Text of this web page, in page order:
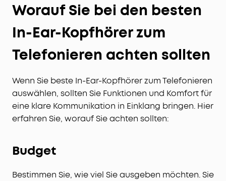
Worauf Sie bei den besten
In-Ear-Kopfhörer zum
Telefonieren achten sollten
Wenn Sie beste In-Ear-Kopfhörer zum Telefonieren
auswählen, sollten Sie Funktionen und Komfort für
eine klare Kommunikation in Einklang bringen. Hier
erfahren Sie, worauf Sie achten sollten:
Budget
Bestimmen Sie, wie viel Sie ausgeben möchten. Sie